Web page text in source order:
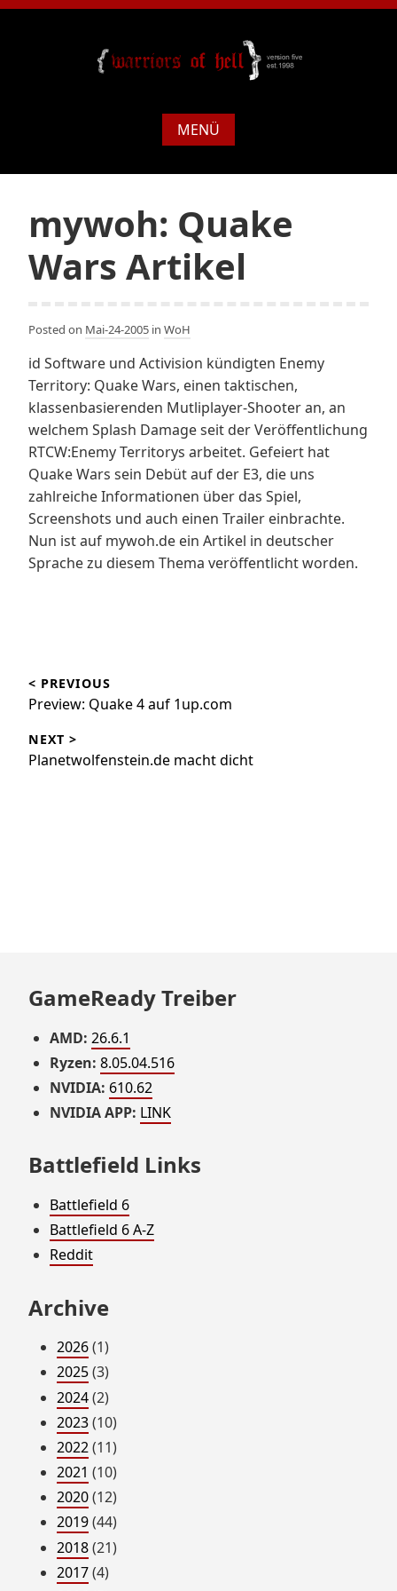
MENÜ
mywoh: Quake
Wars Artikel
Posted on Mai-24-2005 in WoH
id Software und Activision kündigten Enemy
Territory: Quake Wars, einen taktischen,
klassenbasierenden Mutliplayer-Shooter an, an
welchem Splash Damage seit der Veröffentlichung
RTCW:Enemy Territorys arbeitet. Gefeiert hat
Quake Wars sein Debüt auf der E3, die uns
zahlreiche Informationen über das Spiel,
Screenshots und auch einen Trailer einbrachte.
Nun ist auf mywoh.de ein Artikel in deutscher
Sprache zu diesem Thema veröffentlicht worden.
< PREVIOUS
Preview: Quake 4 auf 1up.com
NEXT >
Planetwolfenstein.de macht dicht
GameReady Treiber
AMD: 26.6.1
Ryzen: 8.05.04.516
NVIDIA: 610.62
NVIDIA APP: LINK
Battlefield Links
Battlefield 6
Battlefield 6 A-Z
Reddit
Archive
2026(1)
2025(3)
2024(2)
2023(10)
2022(11)
2021 (10)
2020(12)
2019(44)
2018(21)
2017(4)